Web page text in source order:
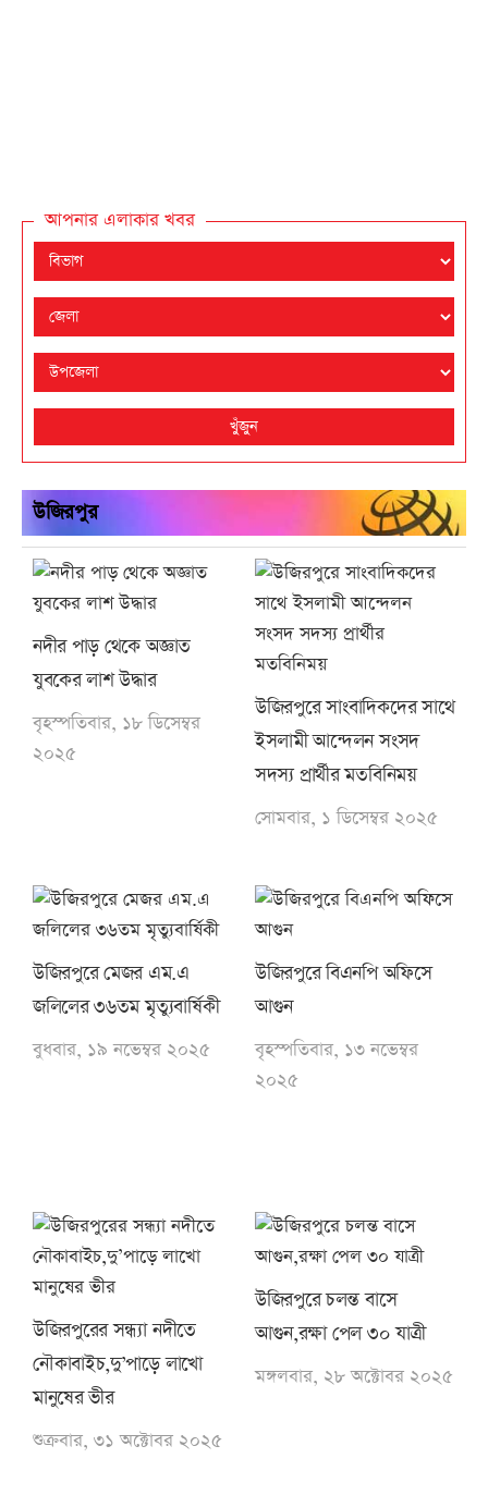
আপনার এলাকার খবর
খুঁজুন
উজিরপুর
নদীর পাড় থেকে অজ্ঞাত
যুবকের লাশ উদ্ধার
বৃহস্পতিবার, ১৮ ডিসেম্বর
২০২৫
উজিরপুরে সাংবাদিকদের সাথে
ইসলামী আন্দেলন সংসদ
সদস্য প্রার্থীর মতবিনিময়
সোমবার, ১ ডিসেম্বর ২০২৫
উজিরপুরে মেজর এম.এ
জলিলের ৩৬তম মৃত্যুবার্ষিকী
বুধবার, ১৯ নভেম্বর ২০২৫
উজিরপুরে বিএনপি অফিসে
আগুন
বৃহস্পতিবার, ১৩ নভেম্বর
২০২৫
উজিরপুরের সন্ধ্যা নদীতে
নৌকাবাইচ,দু’পাড়ে লাখো
মানুষের ভীর
শুক্রবার, ৩১ অক্টোবর ২০২৫
উজিরপুরে চলন্ত বাসে
আগুন,রক্ষা পেল ৩০ যাত্রী
মঙ্গলবার, ২৮ অক্টোবর ২০২৫